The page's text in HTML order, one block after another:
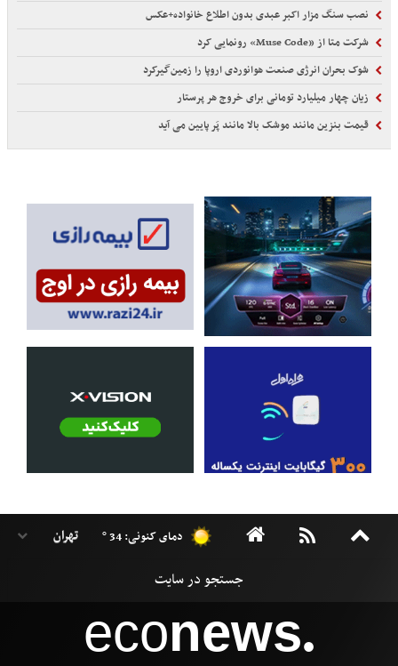
نصب سنگ مزار اکبر عبدی بدون اطلاع خانواده+عکس
شرکت متا از «Muse Code» رونمایی کرد
شوک بحران انرژی صنعت هوانوردی اروپا را زمین‌گیر‌کرد
زیان چهار میلیارد تومانی برای خروج هر پرستار
قیمت بنزین مانند موشک بالا مانند پَر پایین می آید
دمای کنونی: 34 °
econews●